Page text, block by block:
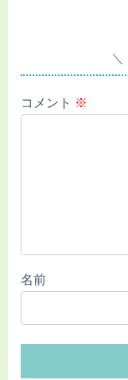
コメント ※
名前